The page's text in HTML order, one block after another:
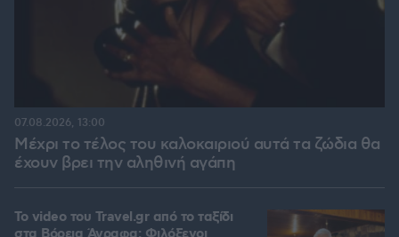
Μέχρι το τέλος του καλοκαιριού αυτά τα ζώδια θα
έχουν βρει την αληθινή αγάπη
07.08.2026, 13:00
To video του Travel.gr από το ταξίδι